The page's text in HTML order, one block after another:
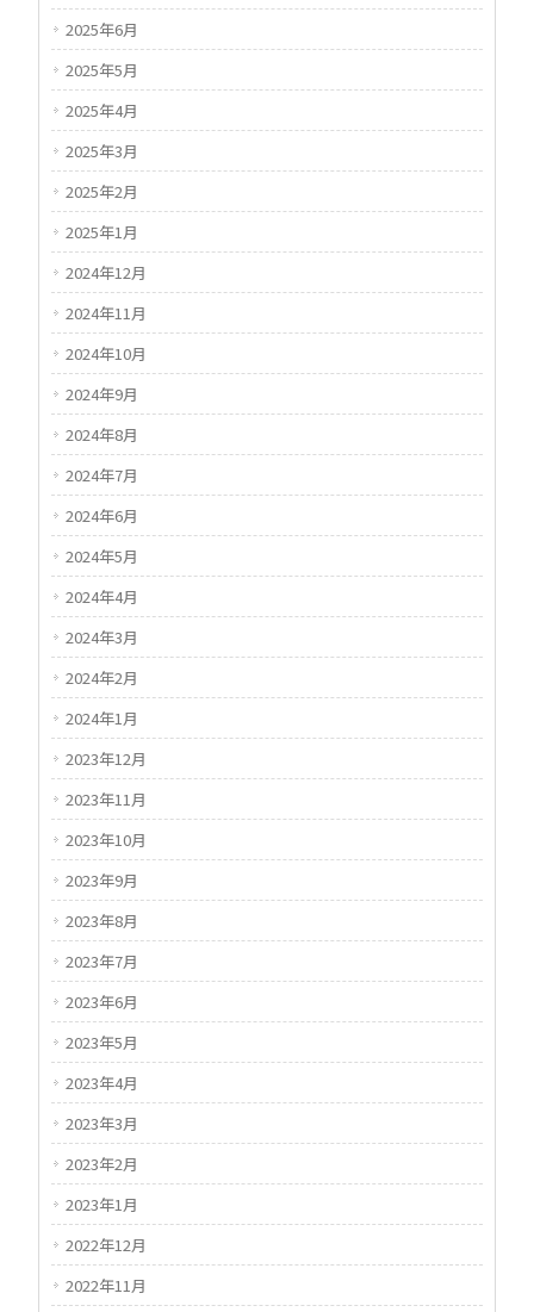
2025年6月
2025年5月
2025年4月
2025年3月
2025年2月
2025年1月
2024年12月
2024年11月
2024年10月
2024年9月
2024年8月
2024年7月
2024年6月
2024年5月
2024年4月
2024年3月
2024年2月
2024年1月
2023年12月
2023年11月
2023年10月
2023年9月
2023年8月
2023年7月
2023年6月
2023年5月
2023年4月
2023年3月
2023年2月
2023年1月
2022年12月
2022年11月